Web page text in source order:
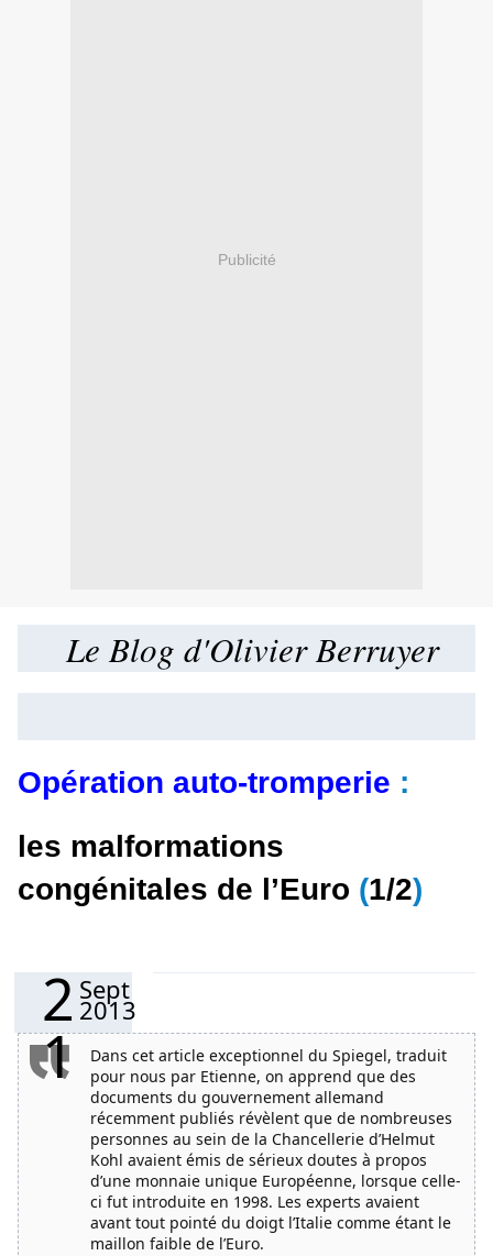
Publicité
Le Blog d'Olivier Berruyer
Opération auto-tromperie :
les malformations
congénitales de l’Euro (1/2)
2
1
Sept
2013
Dans cet article exceptionnel du Spiegel, traduit
pour nous par Etienne, on apprend que des
documents du gouvernement allemand
récemment publiés révèlent que de nombreuses
personnes au sein de la Chancellerie d’Helmut
Kohl avaient émis de sérieux doutes à propos
d’une monnaie unique Européenne, lorsque celle-
ci fut introduite en 1998. Les experts avaient
avant tout pointé du doigt l’Italie comme étant le
maillon faible de l’Euro.